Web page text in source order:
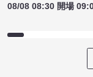
08/08 08:30 開場